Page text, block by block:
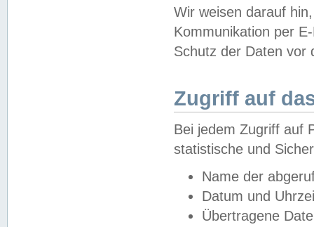
Wir weisen darauf
Kommunikation per
Schutz der Daten vor
Zugriff auf
Bei jedem Zugriff auf
statistische und
Name der
Datum und
Übertragene